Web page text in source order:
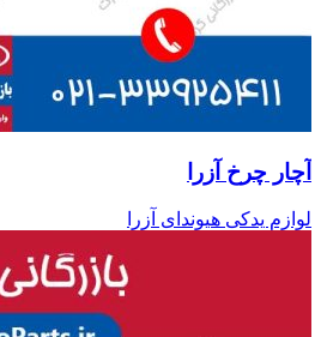
آچار چرخ آزرا
لوازم یدکی هیوندای آزرا